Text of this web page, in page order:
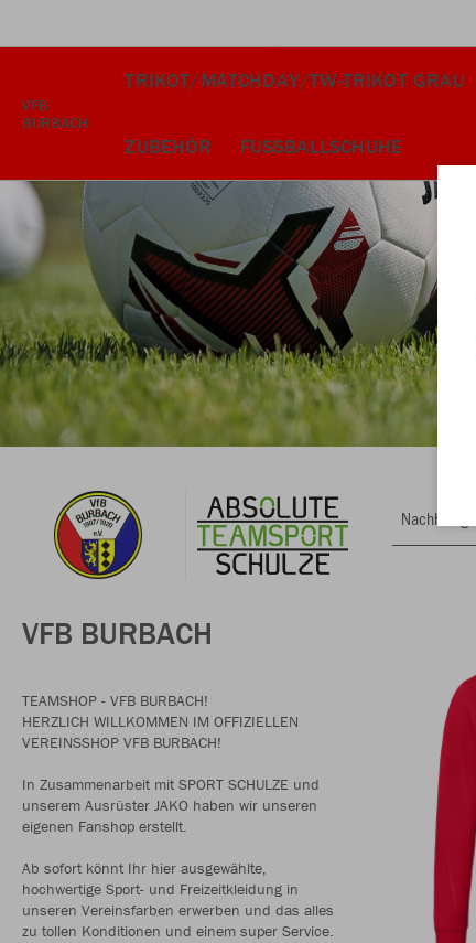
VFB
BURBACH
TRIKOT/MATCHDAY/TW-TRIKOT GRAU
ZUBEHÖR FUSSBALLSCHUHE
VFB BURBACH
TEAMSHOP - VFB BURBACH!
HERZLICH WILLKOMMEN IM OFFIZIELLEN
VEREINSSHOP VFB BURBACH!
In Zusammenarbeit mit SPORT SCHULZE und
unserem Ausrüster JAKO haben wir unseren
eigenen Fanshop erstellt.
Ab sofort könnt Ihr hier ausgewählte,
hochwertige Sport- und Freizeitkleidung in
unseren Vereinsfarben erwerben und das alles
zu tollen Konditionen und einem super Service.
Nachhaltig